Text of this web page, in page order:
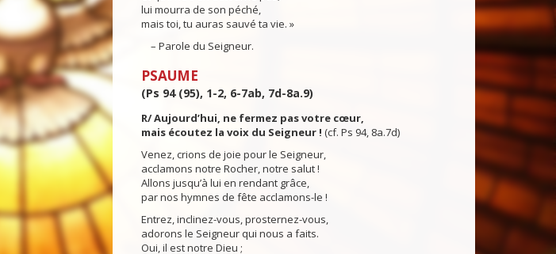
lui mourra de son péché,
mais toi, tu auras sauvé ta vie. »
– Parole du Seigneur.
PSAUME
(Ps 94 (95), 1-2, 6-7ab, 7d-8a.9)
R/ Aujourd’hui, ne fermez pas votre cœur,
mais écoutez la voix du Seigneur ! (cf. Ps 94, 8a.7d)
Venez, crions de joie pour le Seigneur,
acclamons notre Rocher, notre salut !
Allons jusqu’à lui en rendant grâce,
par nos hymnes de fête acclamons-le !
Entrez, inclinez-vous, prosternez-vous,
adorons le Seigneur qui nous a faits.
Oui, il est notre Dieu ;